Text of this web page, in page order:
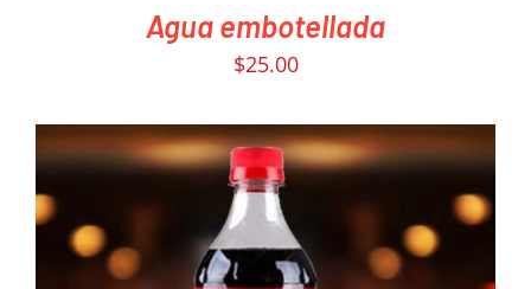
Agua embotellada
$25.00